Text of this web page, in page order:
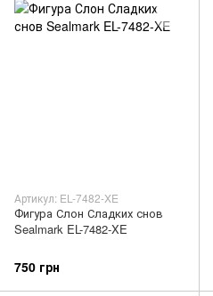
Артикул: EL-7482-XE
Фигура Слон Сладких снов
Sealmark EL-7482-XE
750 грн